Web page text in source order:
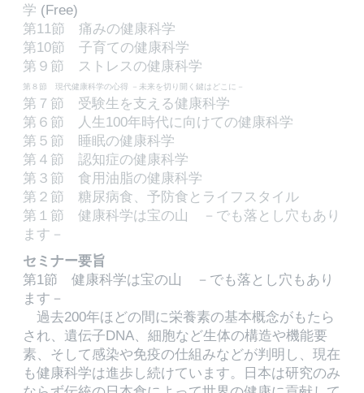
学 (Free)
第11節 痛みの健康科学
第10節 子育ての健康科学
第９節 ストレスの健康科学
第８節 現代健康科学の心得 －未来を切り開く鍵はどこに－
第７節 受験生を支える健康科学
第６節 人生100年時代に向けての健康科学
第５節 睡眠の健康科学
第４節 認知症の健康科学
第３節 食用油脂の健康科学
第２節 糖尿病食、予防食とライフスタイル
第１節 健康科学は宝の山 －でも落とし穴もあり
ます－
セミナー要旨
第1節 健康科学は宝の山 －でも落とし穴もあり
ます－
過去200年ほどの間に栄養素の基本概念がもたら
され、遺伝子DNA、細胞など生体の構造や機能要
素、そして感染や免疫の仕組みなどが判明し、現在
も健康科学は進歩し続けています。日本は研究のみ